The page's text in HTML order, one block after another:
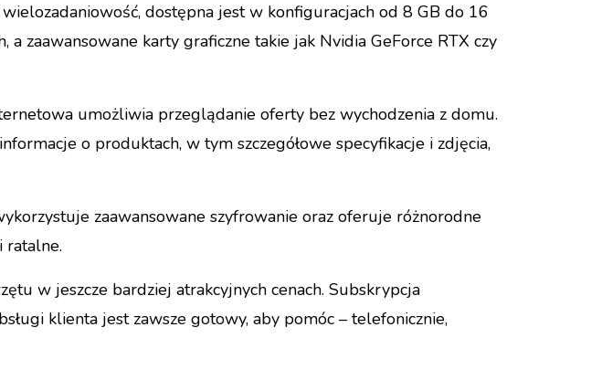
dostępna jest w konfiguracjach od 8 GB do 16
zaawansowane karty graficzne takie jak Nvidia GeForce RTX czy
umożliwia przeglądanie oferty bez wychodzenia z domu.
o produktach, w tym szczegółowe specyfikacje i zdjęcia,
zaawansowane szyfrowanie oraz oferuje różnorodne
ratalne.
w jeszcze bardziej atrakcyjnych cenach. Subskrypcja
klienta jest zawsze gotowy, aby pomóc – telefonicznie,